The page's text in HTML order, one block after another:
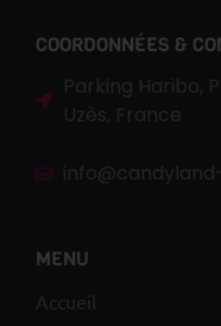
COORDONNÉES &
Parking Haribo,
Uzès, France
MENU
Accueil